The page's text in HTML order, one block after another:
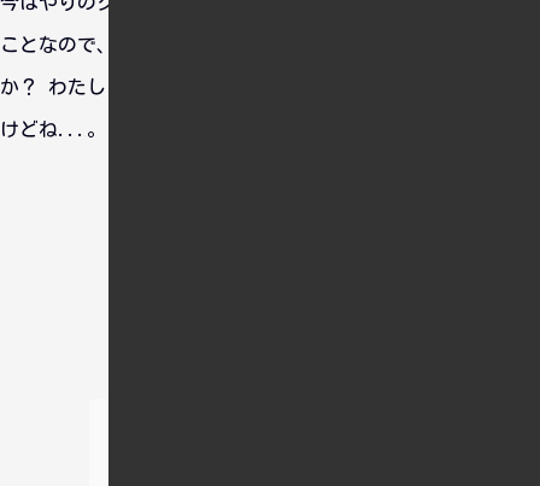
ことなので、気になる人は投資してもいいんじゃないでしょう
か？ わたしはちょっと本気で検討しています。まぁ少額です
けどね...。